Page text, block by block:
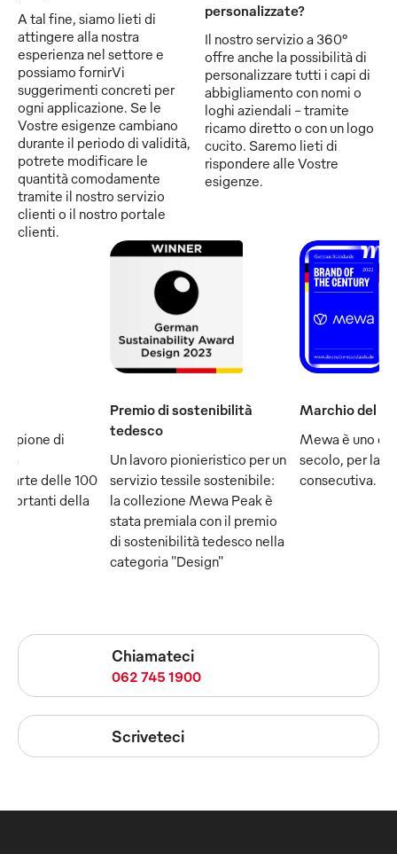
A tal fine, siamo lieti di
attingere alla nostra
esperienza nel settore e
possiamo fornirVi
suggerimenti concreti per
ogni applicazione. Se le
Vostre esigenze cambiano
durante il periodo di validità,
potrete modificare le
quantità comodamente
tramite il nostro servizio
clienti o il nostro portale
clienti.
personalizzate?
Il nostro servizio a 360°
offre anche la possibilità di
personalizzare tutti i capi di
abbigliamento con nomi o
loghi aziendali - tramite
ricamo diretto o con un logo
cucito. Saremo lieti di
rispondere alle Vostre
esigenze.
di
fa
delle 100
della
Premio di sostenibilità
tedesco
Un lavoro pionieristico per un
servizio tessile sostenibile:
la collezione Mewa Peak è
stata premiala con il premio
di sostenibilità tedesco nella
categoria "Design"
Marchio del
Mewa è uno
secolo, per la
consecutiva.
Chiamateci
062 745 1900
Scriveteci